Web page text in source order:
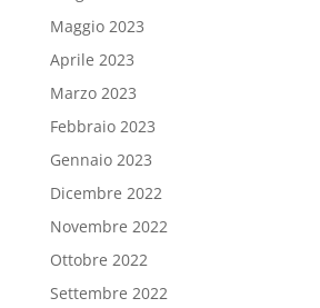
Maggio 2023
Aprile 2023
Marzo 2023
Febbraio 2023
Gennaio 2023
Dicembre 2022
Novembre 2022
Ottobre 2022
Settembre 2022